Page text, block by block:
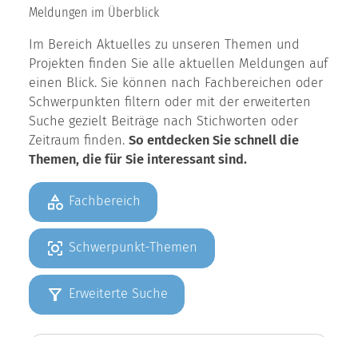
Meldungen im Überblick
Im Bereich Aktuelles zu unseren Themen und
Projekten finden Sie alle aktuellen Meldungen auf
einen Blick. Sie können nach Fachbereichen oder
Schwerpunkten filtern oder mit der erweiterten
Suche gezielt Beiträge nach Stichworten oder
Zeitraum finden. So entdecken Sie schnell die
Themen, die für Sie interessant sind.
Fachbereich
Schwerpunkt-Themen
Erweiterte Suche